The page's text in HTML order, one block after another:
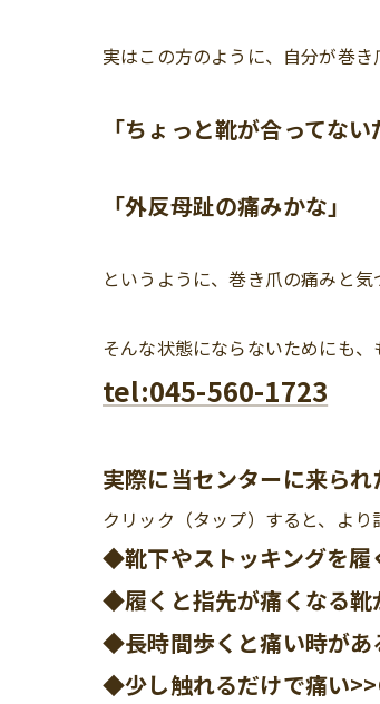
実はこの方のように、自分が巻き
「ちょっと靴が合ってない
「外反母趾の痛みかな」
というように、巻き爪の痛みと
そんな状態にならないためにも
tel:045-560-1723
実際に当センターに来ら
クリック（タップ）すると、より
◆靴下やストッキングを
◆履くと指先が痛くなる
◆長時間歩くと痛い時が
◆少し触れるだけで痛い